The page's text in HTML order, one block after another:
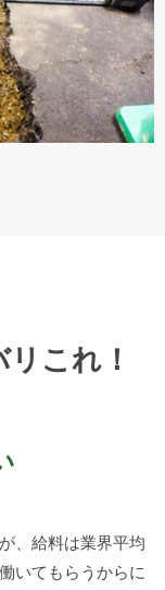
これ！
、給料は業界平均
いてもらうからに